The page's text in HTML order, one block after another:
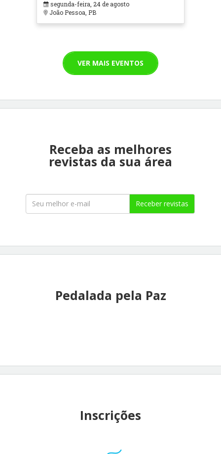
segunda-feira, 24 de agosto
João Pessoa, PB
VER MAIS EVENTOS
Receba as melhores
revistas da sua área
Receber revistas
Pedalada pela Paz
Inscrições